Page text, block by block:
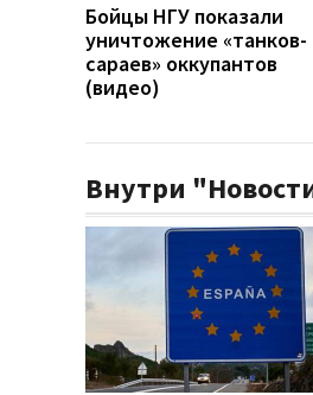
Бойцы НГУ показали
уничтожение «танков-
сараев» оккупантов
(видео)
Внутри